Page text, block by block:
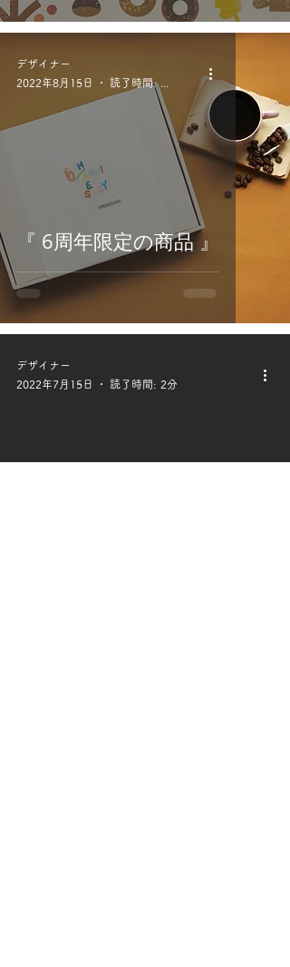
『 6周年限定の商品 』
デザイナー
2022年8月15日
デザイナー
2022年7月15日
読了時間: 2分